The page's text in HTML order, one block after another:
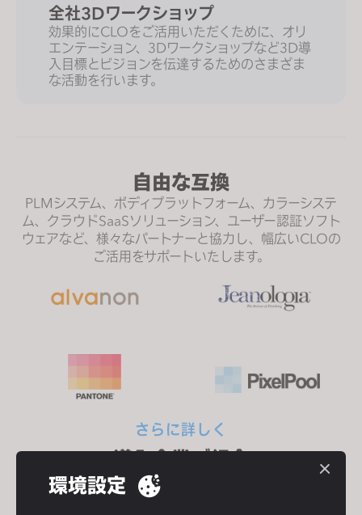
全社3Dワークショップ
効果的にCLOをご活用いただくために、オリ
エンテーション、3Dワークショップなど3D導
入目標とビジョンを伝達するためのさまざま
な活動を行います。
自由な互換
PLMシステム、ボディプラットフォーム、カラーシステ
ム、クラウドSaaSソリューション、ユーザー認証ソフト
ウェアなど、様々なパートナーと協力し、幅広いCLOの
ご活用をサポートいたします。
さらに詳しく
導入企業ご紹介
グローバルファッション業界でCLOを利用している企業
のお客さまをご覧ください。
環境設定